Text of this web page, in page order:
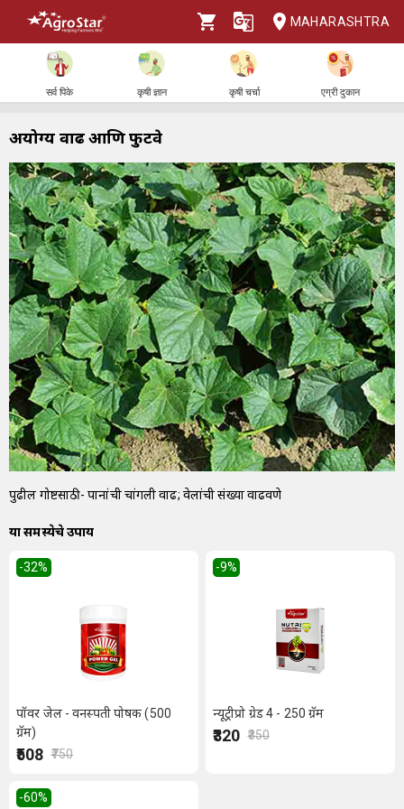
MAHARASHTRA
सर्व पिके कृषी ज्ञान कृषी चर्चा एग्री दुकान
अयोग्य वाढ आणि फुटवे
पुढील गोष्टींसाठी- पानांची चांगली वाढ; वेलांची संख्या वाढवणे
या समस्येचे उपाय
-32%
पॉवर जेल - वनस्पती पोषक (500
ग्रॅम)
₹508 ₹750
-9%
न्यूट्रीप्रो ग्रेड 4 - 250 ग्रॅम
₹320 ₹350
-60%